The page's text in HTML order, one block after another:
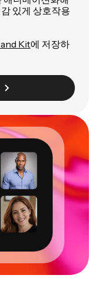
있게 상호작용
Kit에 저장하